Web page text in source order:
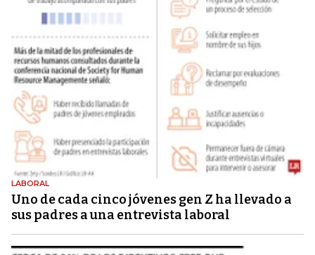
LABORAL
Uno de cada cinco jóvenes gen Z ha llevado a
sus padres a una entrevista laboral